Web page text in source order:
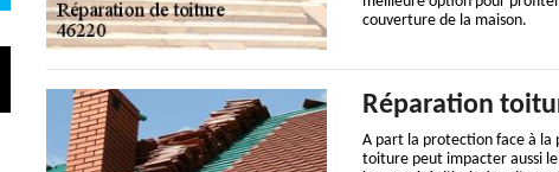
couverture de la maison.
Réparation
A part la protection face à la
toiture peut impacter aussi